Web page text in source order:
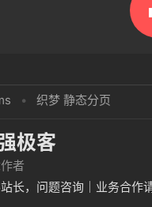
• 织梦 静态分页
极客
者
长，问题咨询｜业务合作